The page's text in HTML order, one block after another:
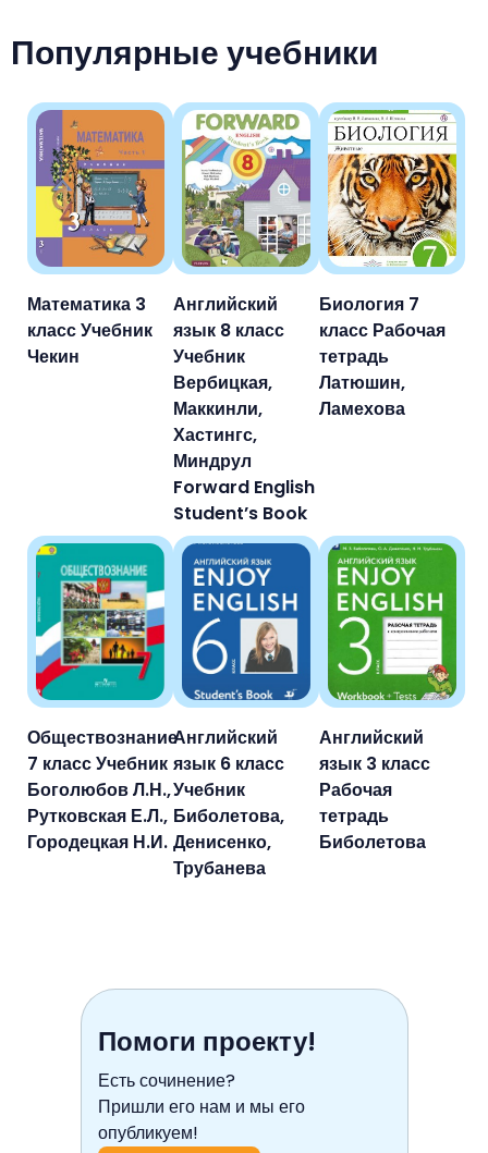
Популярные учебники
Математика 3
класс Учебник
Чекин
Английский
язык 8 класс
Учебник
Вербицкая,
Маккинли,
Хастингс,
Миндрул
Forward English
Student’s Book
Биология 7
класс Рабочая
тетрадь
Латюшин,
Ламехова
Обществознание
7 класс Учебник
Боголюбов Л.Н.,
Рутковская Е.Л.,
Городецкая Н.И.
Английский
язык 6 класс
Учебник
Биболетова,
Денисенко,
Трубанева
Английский
язык 3 класс
Рабочая
тетрадь
Биболетова
Помоги проекту!
Есть сочинение?
Пришли его нам и мы его
опубликуем!